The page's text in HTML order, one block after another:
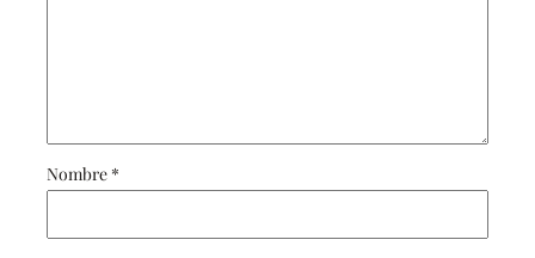
Nombre *